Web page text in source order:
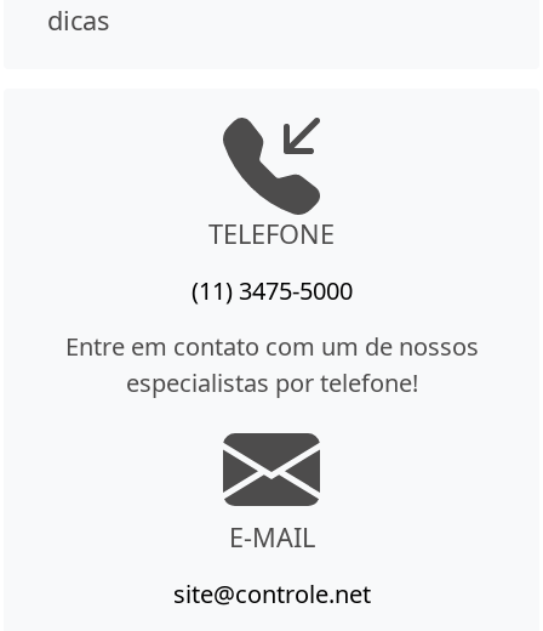
dicas
TELEFONE
(11) 3475-5000
Entre em contato com um de nossos
especialistas por telefone!
E-MAIL
site@controle.net